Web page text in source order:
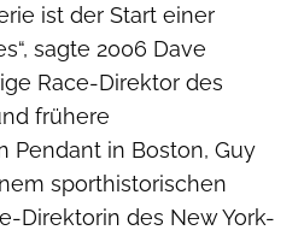
ist der Start einer
sagte 2006 Dave
Race-Direktor des
frühere
Pendant in Boston, Guy
sporthistorischen
Direktorin des New York-